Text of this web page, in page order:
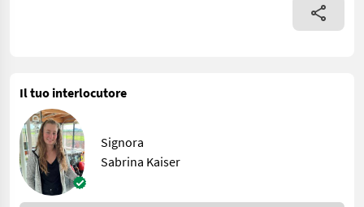
Il tuo interlocutore
Signora
Sabrina Kaiser